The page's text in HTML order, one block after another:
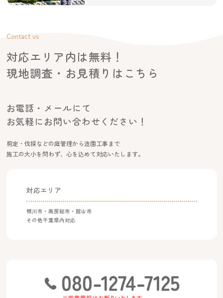
Contact us
対応エリア内は無料！
現地調査・お見積りはこちら
お電話・メールにて
お気軽にお問い合わせください！
剪定・伐採などの庭管理から造園工事まで
施工の大小を問わず、心を込めて対応いたします。
対応エリア
鴨川市・南房総市・館山市
その他千葉県内対応